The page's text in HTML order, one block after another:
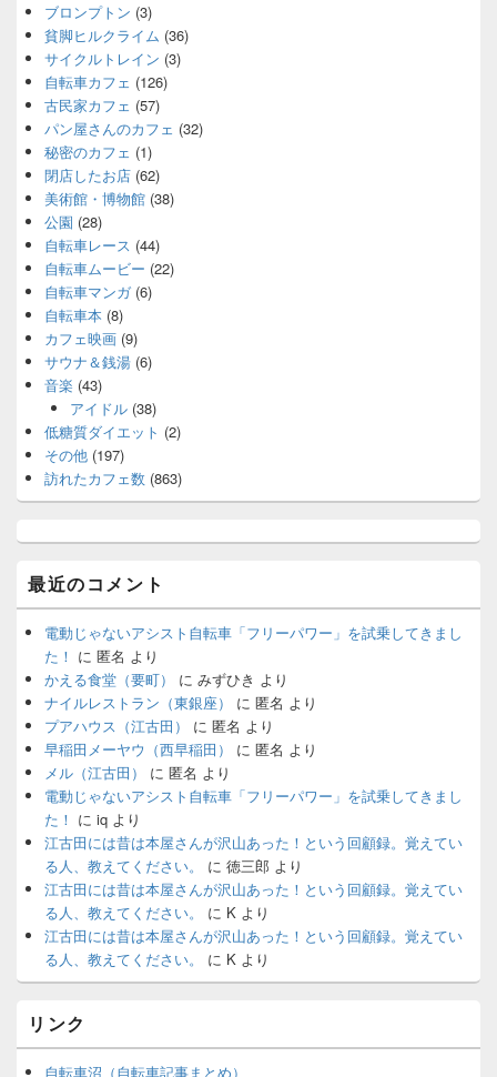
ブロンプトン (3)
貧脚ヒルクライム (36)
サイクルトレイン (3)
自転車カフェ (126)
古民家カフェ (57)
パン屋さんのカフェ (32)
秘密のカフェ (1)
閉店したお店 (62)
美術館・博物館 (38)
公園 (28)
自転車レース (44)
自転車ムービー (22)
自転車マンガ(6)
自転車本 (8)
カフェ映画 (9)
サウナ＆銭湯 (6)
音楽 (43)
アイドル(38)
低糖質ダイエット (2)
その他 (197)
訪れたカフェ数 (863)
最近のコメント
電動じゃないアシスト自転車「フリーパワー」を試乗してきまし
た！ に 匿名 より
かえる食堂（要町）
に みずひき より
ナイルレストラン（東銀座）
に 匿名 より
プアハウス（江古田）
に 匿名 より
早稲田メーヤウ（西早稲田）
に 匿名 より
メル（江古田）
に 匿名 より
電動じゃないアシスト自転車「フリーパワー」を試乗してきまし
た！ に iq より
江古田には昔は本屋さんが沢山あった！という回顧録。覚えてい
る人、教えてください。
に 徳三郎 より
江古田には昔は本屋さんが沢山あった！という回顧録。覚えてい
る人、教えてください。
に K より
江古田には昔は本屋さんが沢山あった！という回顧録。覚えてい
る人、教えてください。
に K より
リンク
自転車沼（自転車記事まとめ）